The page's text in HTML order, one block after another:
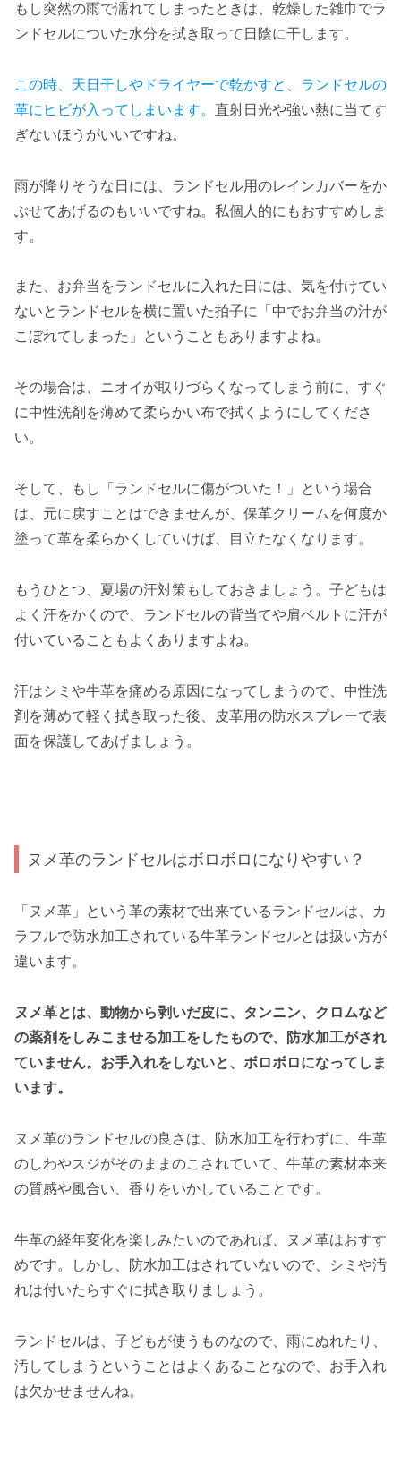
もし突然の雨で濡れてしまったときは、乾燥した雑巾でラ
ンドセルについた水分を拭き取って日陰に干します。
この時、天日干しやドライヤーで乾かすと、ランドセルの
革にヒビが入ってしまいます。 直射日光や強い熱に当てす
ぎないほうがいいですね。
雨が降りそうな日には、ランドセル用のレインカバーをか
ぶせてあげるのもいいですね。私個人的にもおすすめしま
す。
また、お弁当をランドセルに入れた日には、気を付けてい
ないとランドセルを横に置いた拍子に「中でお弁当の汁が
こぼれてしまった」ということもありますよね。
その場合は、ニオイが取りづらくなってしまう前に、すぐ
に中性洗剤を薄めて柔らかい布で拭くようにしてくださ
い。
そして、もし「ランドセルに傷がついた！」という場合
は、元に戻すことはできませんが、保革クリームを何度か
塗って革を柔らかくしていけば、目立たなくなります。
もうひとつ、夏場の汗対策もしておきましょう。子どもは
よく汗をかくので、ランドセルの背当てや肩ベルトに汗が
付いていることもよくありますよね。
汗はシミや牛革を痛める原因になってしまうので、中性洗
剤を薄めて軽く拭き取った後、皮革用の防水スプレーで表
面を保護してあげましょう。
ヌメ革のランドセルはボロボロになりやすい？
「ヌメ革」という革の素材で出来ているランドセルは、カ
ラフルで防水加工されている牛革ランドセルとは扱い方が
違います。
ヌメ革とは、動物から剥いだ皮に、タンニン、クロムなど
の薬剤をしみこませる加工をしたもので、防水加工がされ
ていません。お手入れをしないと、ボロボロになってしま
います。
ヌメ革のランドセルの良さは、防水加工を行わずに、牛革
のしわやスジがそのままのこされていて、牛革の素材本来
の質感や風合い、香りをいかしていることです。
牛革の経年変化を楽しみたいのであれば、ヌメ革はおすす
めです。しかし、防水加工はされていないので、シミや汚
れは付いたらすぐに拭き取りましょう。
ランドセルは、子どもが使うものなので、雨にぬれたり、
汚してしまうということはよくあることなので、お手入れ
は欠かせませんね。